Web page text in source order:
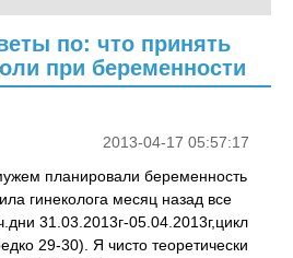
по: что принять
при беременности
2013-04-17 05:57:17
планировали беременность
гинеколога месяц назад все
31.03.2013г-05.04.2013г,цикл
29-30). Я чисто теоретически